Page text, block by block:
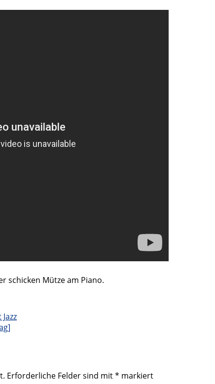
schicken Mütze am Piano.
Erforderliche Felder sind mit* markiert